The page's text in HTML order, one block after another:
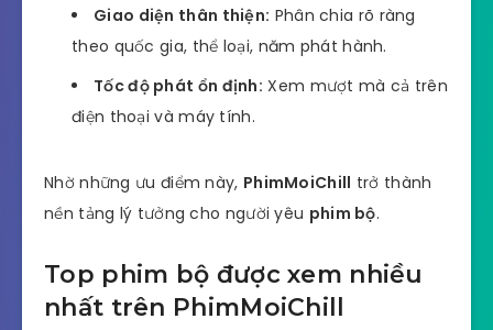
Giao diện thân thiện: Phân chia rõ ràng
theo quốc gia, thể loại, năm phát hành.
Tốc độ phát ổn định: Xem mượt mà cả trên
điện thoại và máy tính.
Nhờ những ưu điểm này, PhimMoiChill trở thành
nền tảng lý tưởng cho người yêu phim bộ.
Top phim bộ được xem nhiều
nhất trên PhimMoiChill